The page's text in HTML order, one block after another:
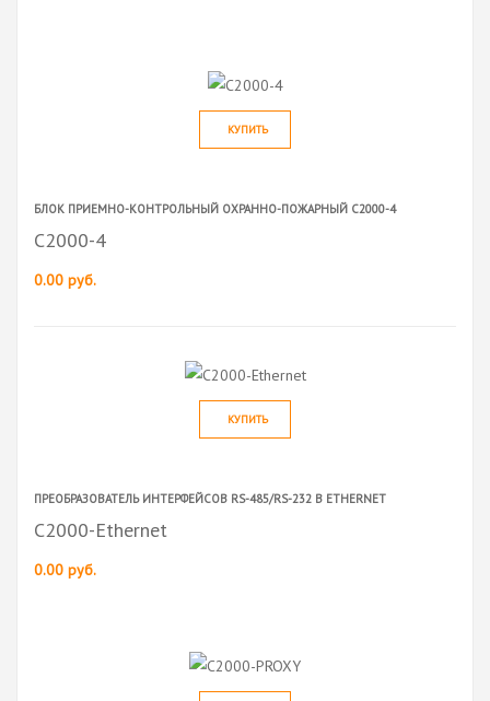
КУПИТЬ
БЛОК ПРИЕМНО-КОНТРОЛЬНЫЙ ОХРАННО-ПОЖАРНЫЙ С2000-4
С2000-4
0.00 руб.
КУПИТЬ
ПРЕОБРАЗОВАТЕЛЬ ИНТЕРФЕЙСОВ RS-485/RS-232 В ETHERNET
С2000-Ethernet
0.00 руб.